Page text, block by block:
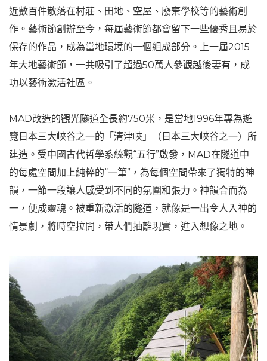
近數百件散落在村莊、田地、空屋、廢棄學校等的藝術創
作。藝術節創辦至今，每屆藝術節都會留下一些優秀且易於
保存的作品，成為當地環境的一個組成部分。上一屆2015
年大地藝術節，一共吸引了超過50萬人參觀越後妻有，成
功以藝術激活社區。
MAD改造的觀光隧道全長約750米，是當地1996年專為遊
覽日本三大峽谷之一的「清津峽」（日本三大峽谷之一）所
建造。受中國古代哲學系統觀“五行”啟發，MAD在隧道中
的每處空間加上純粹的“一筆”，為每個空間帶來了獨特的神
韻，一節一段讓人感受到不同的氛圍和張力。神韻合而為
一，便成靈魂。被重新激活的隧道，就像是一出令人入神的
情景劇，將時空拉開，帶人們抽離現實，進入想像之地。